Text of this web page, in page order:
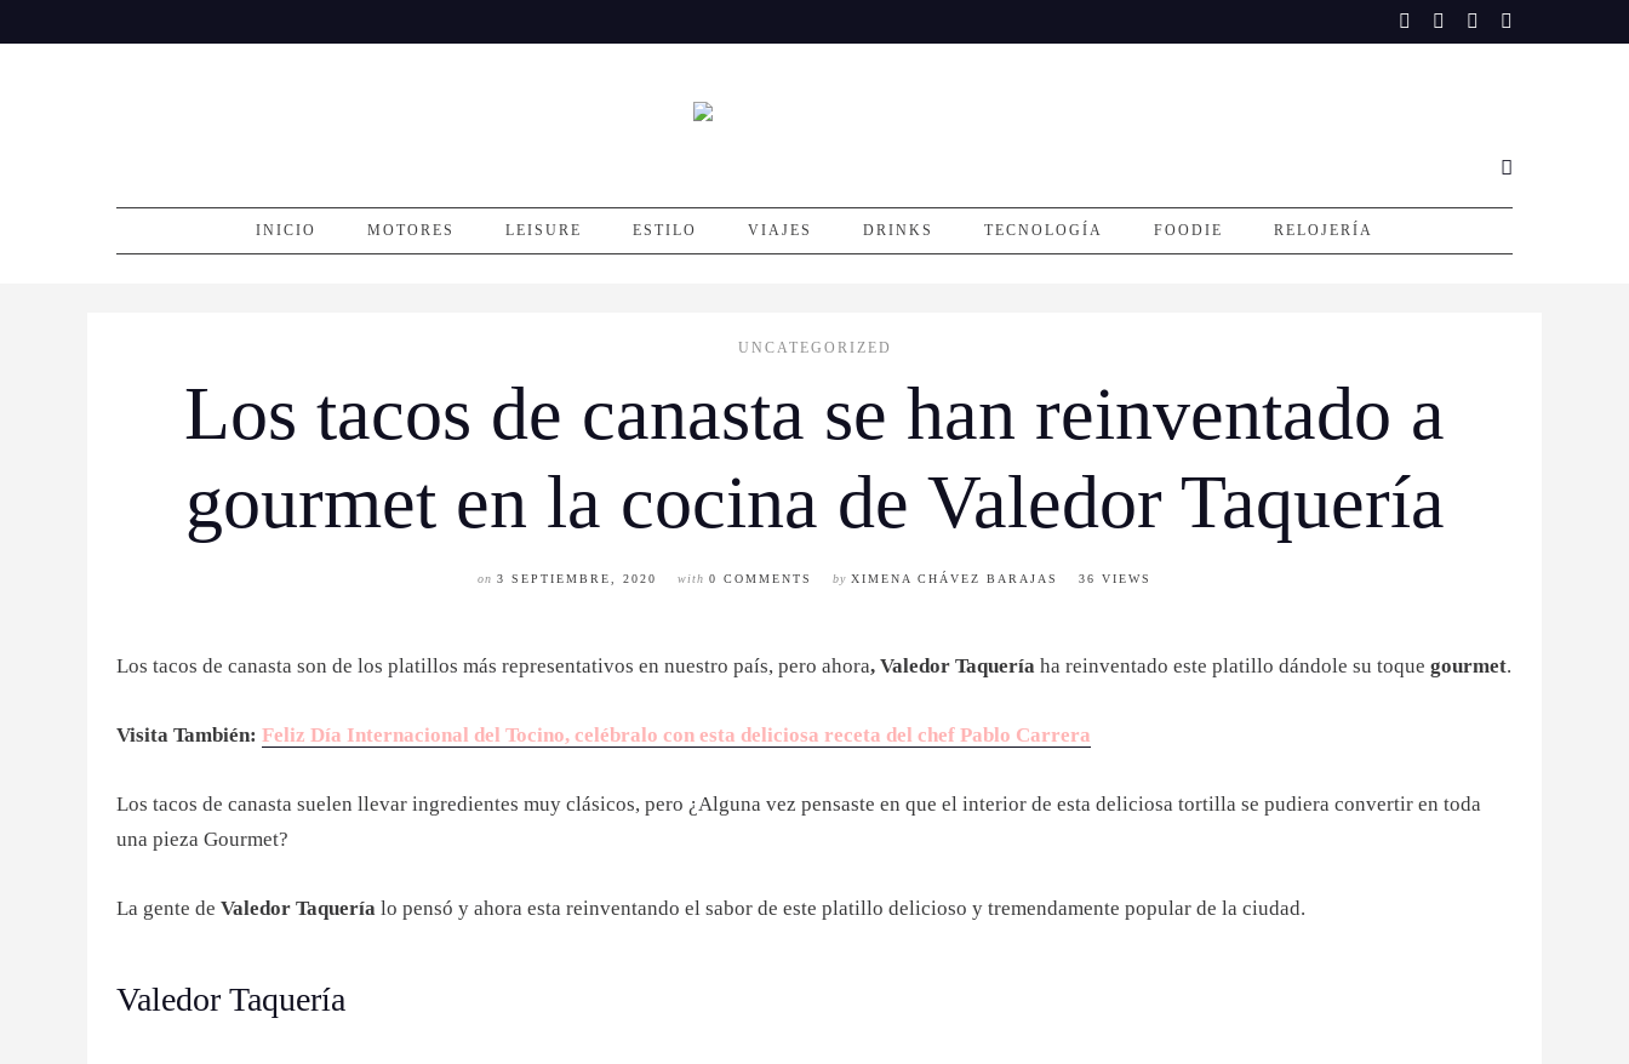
to
INICIO MOTORES LEISURE ESTILO VIAJES DRINKS TECNOLOGÍA FOODIE RELOJERÍA
UNCATEGORIZED
Los tacos de canasta se han reinventado a
gourmet en la cocina de Valedor Taquería
on 3 SEPTIEMBRE, 2020 with 0 COMMENTS by XIMENA CHÁVEZ BARAJAS 36 VIEWS
Los tacos de canasta son de los platillos más representativos en nuestro país, pero ahora, Valedor Taquería ha reinventado este platillo dándole su toque gourmet.
Visita También: Feliz Día Internacional del Tocino, celébralo con esta deliciosa receta del chef Pablo Carrera
Los tacos de canasta suelen llevar ingredientes muy clásicos, pero ¿Alguna vez pensaste en que el interior de esta deliciosa tortilla se pudiera convertir en toda
una pieza Gourmet?
La gente de Valedor Taquería lo pensó y ahora esta reinventando el sabor de este platillo delicioso y tremendamente popular de la ciudad.
Valedor Taquería